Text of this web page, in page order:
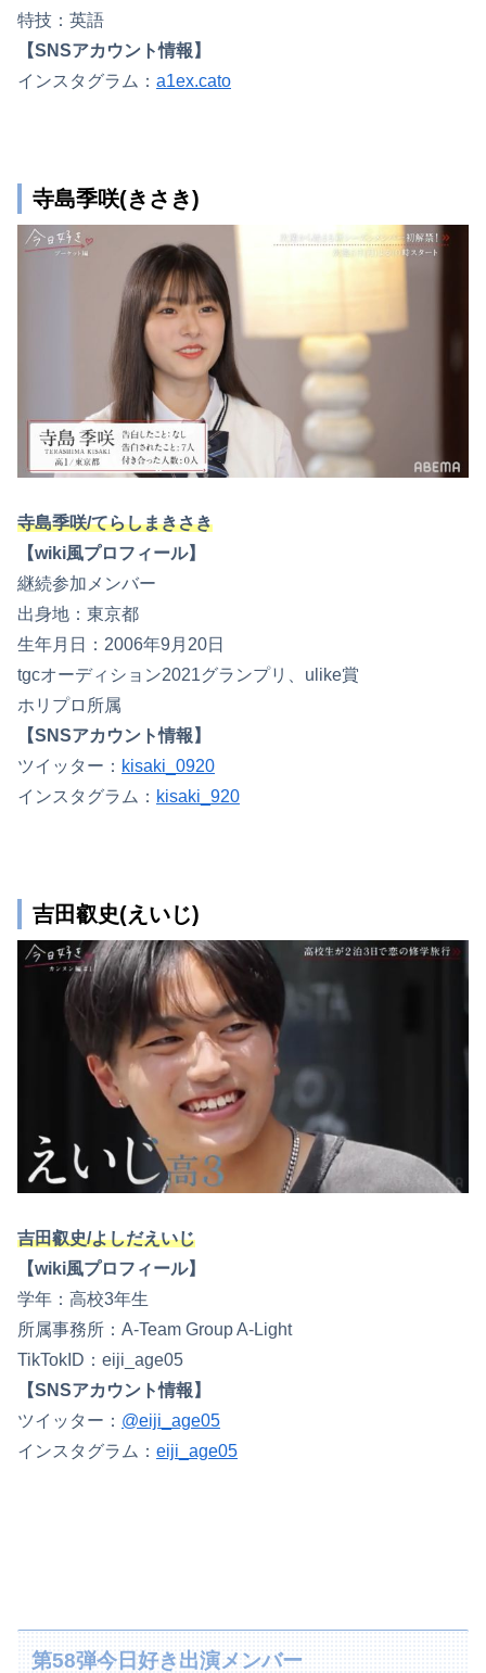
特技：英語
【SNSアカウント情報】
インスタグラム： a1ex.cato
寺島季咲(きさき)
寺島季咲/てらしまきさき
【wiki風プロフィール】
継続参加メンバー
出身地：東京都
生年月日：2006年9月20日
tgcオーディション2021グランプリ、ulike賞
ホリプロ所属
【SNSアカウント情報】
ツイッター： kisaki_0920
インスタグラム： kisaki_920
吉田叡史(えいじ)
吉田叡史/よしだえいじ
【wiki風プロフィール】
学年：高校3年生
所属事務所：A-Team Group A-Light
TikTokID：eiji_age05
【SNSアカウント情報】
ツイッター： @eiji_age05
インスタグラム： eiji_age05
第58弾今日好き出演メンバー